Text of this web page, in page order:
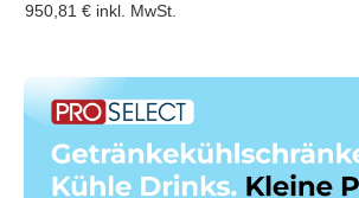
950,81 € inkl. MwSt.